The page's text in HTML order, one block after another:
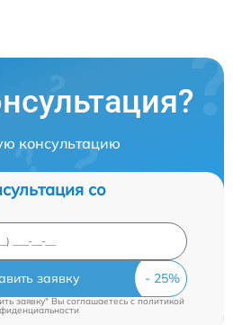
консультацию
со
заявку
заявку" Вы соглашаетесь cполитикой